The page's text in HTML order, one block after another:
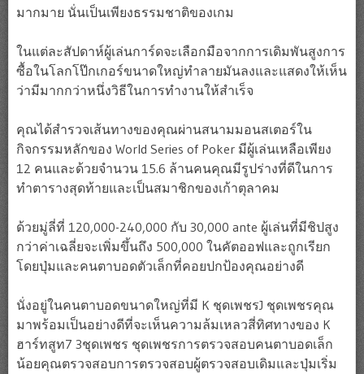
มากมาย นั่นเป็นเพียงธรรมชาติของเกม
ในแต่ละสัปดาห์ผู้เล่นการ์ดจะเลือกมือจากการเดิมพันสูงการ
ซื้อในโลกโป๊กเกอร์ขนาดใหญ่ทำลายมันลงและแสดงให้เห็น
ว่ามีมากกว่าหนึ่งวิธีในการทำงานให้สำเร็จ
คุณได้สำรวจเส้นทางของคุณผ่านสนามมอนสเตอร์ใน
กิจกรรมหลักของ World Series of Poker มีผู้เล่นเหลือเพียง
12 คนและด้วยจำนวน 15.6 ล้านคนคุณมีรูปร่างที่ดีในการ
ทำตารางสุดท้ายและเป็นสมาชิกของเก้าตุลาคม
ด้วยมู่ลี่ที่ 120,000-240,000 กับ 30,000 ante ผู้เล่นที่มีชิปสูง
กว่าค่าเฉลี่ยจะเพิ่มขึ้นถึง 500,000 ในคัตออฟและถูกเรียก
โดยปุ่มและคนตาบอดตัวเล็กที่คอยปกป้องคุณอย่างดี
นั่งอยู่ในคนตาบอดขนาดใหญ่ที่มี K ชุดเพชรJ ชุดเพชรคุณ
มาพร้อมเป็นอย่างดีที่จะเห็นความล้มเหลวสี่ทิศทางของ K
ฮาร์ทสูท7 3ชุดเพชร ชุดเพชรการตรวจสอบคนตาบอดเล็ก
น้อยคุณตรวจสอบการตรวจสอบผู้ตรวจสอบเดิมและปุ่มเริ่ม